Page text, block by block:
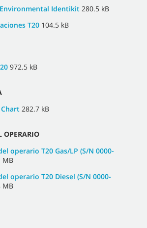
Environmental Identikit 280.5 kB
T20 104.5 kB
972.5 kB
282.7 kB
OPERARIO
operario T20 Gas/LP (S/N 0000-
MB
operario T20 Diesel (S/N 0000-
MB